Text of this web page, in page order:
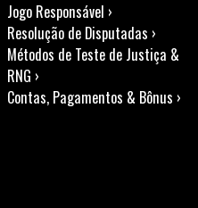
Jogo Responsável ›
Resolução de Disputadas ›
Métodos de Teste de Justiça &
RNG ›
Contas, Pagamentos & Bônus ›